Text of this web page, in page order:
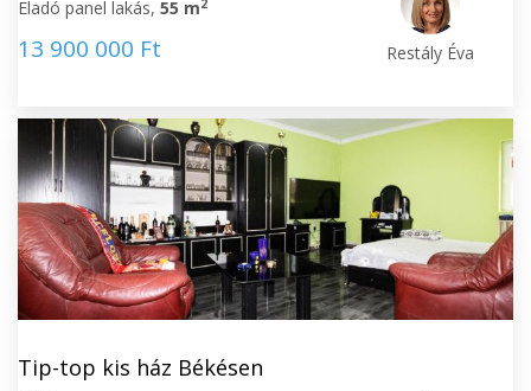
Eladó panel lakás, 55 m
13 900 000 Ft Restály Éva
Tip-top kis ház Békésen